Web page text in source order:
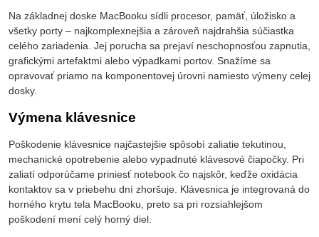
Na základnej doske MacBooku sídli procesor, pamäť, úložisko a
všetky porty – najkomplexnejšia a zároveň najdrahšia súčiastka
celého zariadenia. Jej porucha sa prejaví neschopnosťou zapnutia,
grafickými artefaktmi alebo výpadkami portov. Snažíme sa
opravovať priamo na komponentovej úrovni namiesto výmeny celej
dosky.
Výmena klávesnice
Poškodenie klávesnice najčastejšie spôsobí zaliatie tekutinou,
mechanické opotrebenie alebo vypadnuté klávesové čiapočky. Pri
zaliatí odporúčame priniesť notebook čo najskôr, keďže oxidácia
kontaktov sa v priebehu dní zhoršuje. Klávesnica je integrovaná do
horného krytu tela MacBooku, preto sa pri rozsiahlejšom
poškodení mení celý horný diel.